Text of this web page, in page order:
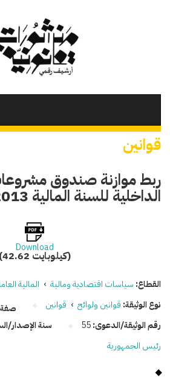
قوانين
ربط موازنة صندوق
الداخلية للسنة المالية 2014/2013
Download
(42.62 كيلوبايت)
القطاع: سياسات اقتصادية ومالية › المالية
نوع الوثيقة: قوانين ولوائح › قوانين
رقم الوثيقة/الدعوى:55 سنة الإصدار/
صفة
رئيس الجمهورية